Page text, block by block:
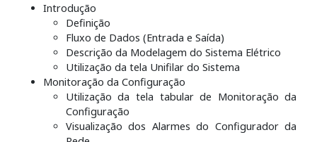
Introdução
Definição
Fluxo de Dados (Entrada e Saída)
Descrição da Modelagem do Sistema Elétrico
Utilização da tela Unifilar do Sistema
Monitoração da Configuração
Utilização da tela tabular de Monitoração da
Configuração
Visualização dos Alarmes do Configurador da